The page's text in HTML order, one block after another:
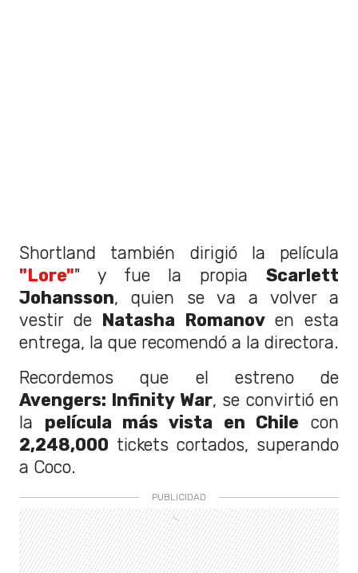
Shortland también dirigió la película
"Lore"" y fue la propia Scarlett
Johansson, quien se va a volver a
vestir de Natasha Romanoven esta
entrega, la que recomendó a la directora.
Recordemos que el estreno de
Avengers: Infinity War, se convirtió en
la película más vista en Chile con
2,248,000 tickets cortados, superando
a Coco.